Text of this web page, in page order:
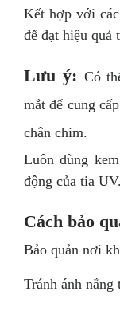
Kết hợp với
để đạt hiệu quả
Lưu ý: Có
mắt để cung
chân chim.
Luôn dùng
động của tia UV.
Cách bảo
Bảo quản nơi
Tránh ánh